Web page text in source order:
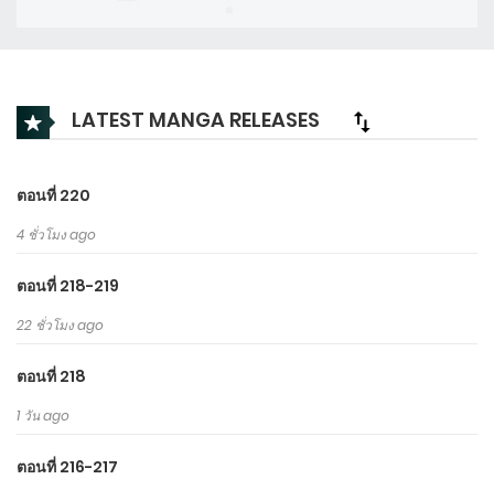
LATEST MANGA RELEASES
ตอนที่ 220
4 ชั่วโมง ago
ตอนที่ 218-219
22 ชั่วโมง ago
ตอนที่ 218
1 วัน ago
ตอนที่ 216-217